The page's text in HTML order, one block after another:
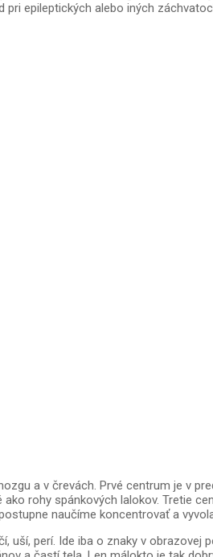
pri epileptických alebo iných
a v črevách. Prvé centrum je v
rohy spánkových lalokov. Tretie
naučíme koncentrovať a
uší, perí. Ide iba o znaky v